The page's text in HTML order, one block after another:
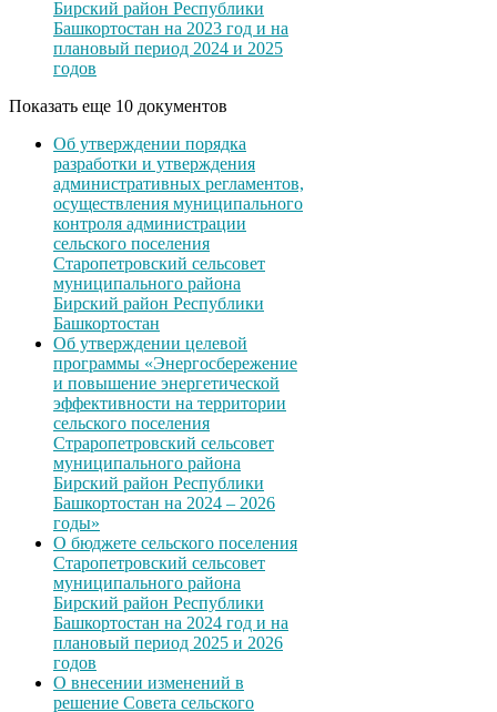
Бирский район Республики
Башкортостан на 2023 год и на
плановый период 2024 и 2025
годов
Показать еще 10 документов
Об утверждении порядка
разработки и утверждения
административных регламентов,
осуществления муниципального
контроля администрации
сельского поселения
Старопетровский сельсовет
муниципального района
Бирский район Республики
Башкортостан
Об утверждении целевой
программы «Энергосбережение
и повышение энергетической
эффективности на территории
сельского поселения
Страропетровский сельсовет
муниципального района
Бирский район Республики
Башкортостан на 2024 – 2026
годы»
О бюджете сельского поселения
Старопетровский сельсовет
муниципального района
Бирский район Республики
Башкортостан на 2024 год и на
плановый период 2025 и 2026
годов
О внесении изменений в
решение Совета сельского